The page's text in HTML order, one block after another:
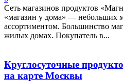
Сеть магазинов продуктов
«магазин у дома» — небольших
ассортиментом. Большинство
жилых домах. Покупатель в...
Круглосуточные
на карте Москвы